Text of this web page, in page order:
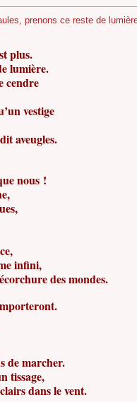
plus.
lumière.
cendre
vestige
aveugles.
nous !
infini,
des mondes.
de marcher.
tissage,
dans le vent.